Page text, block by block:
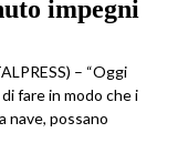
impegni
– “Oggi
fare in modo che i
nave, possano